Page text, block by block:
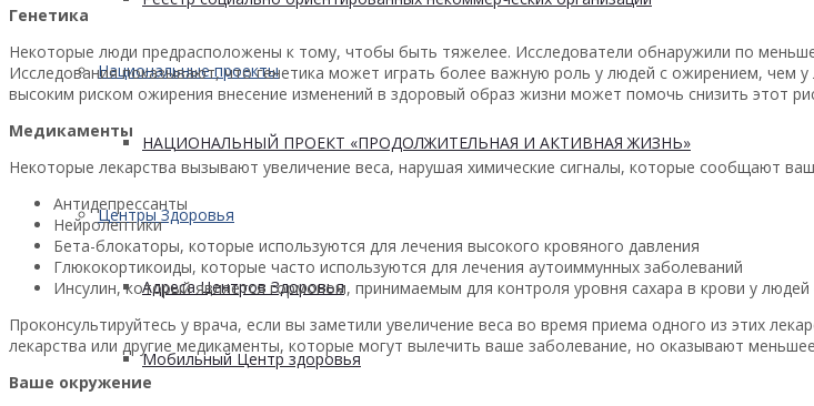
Национальные проекты
НАЦИОНАЛЬНЫЙ ПРОЕКТ «ПРОДОЛЖИТЕЛЬНАЯ И АКТИВНАЯ ЖИЗНЬ»
Центры Здоровья
Адреса Центров Здоровья
Мобильный Центр здоровья
Генетика
Некоторые люди предрасположены к тому, чтобы быть тяжелее. Исследователи обнаружили по
Исследования показывают, что генетика может играть более важную роль у людей с ожирением, чем
высоким риском ожирения внесение изменений в здоровый образ жизни может помочь снизить этот
Медикаменты
Некоторые лекарства вызывают увеличение веса, нарушая химические сигналы, которые сообщают
Антидепрессанты
Нейролептики
Бета-блокаторы, которые используются для лечения высокого кровяного давления
Глюкокортикоиды, которые часто используются для лечения аутоиммунных заболеваний
Инсулин, который является гормоном, принимаемым для контроля уровня сахара в крови у
Проконсультируйтесь у врача, если вы заметили увеличение веса во время приема одного из этих
лекарства или другие медикаменты, которые могут вылечить ваше заболевание, но оказывают
Ваше окружение